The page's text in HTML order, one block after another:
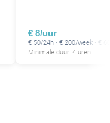
€ 8/uur
€ 50/24h · € 200/week · €
Minimale duur: 4 uren